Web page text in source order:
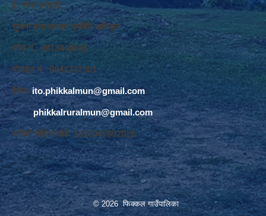
ई. नरेश बराइली
सुचना तथा सञ्‍चार प्रविधि अधिकृत
फोन नं. 9813445685
मोवाईल नं. 9843747501
ईमेलः ito.phikkalmun@gmail.com
phikkalruralmun@gmail.com
अडियो नोटिस वोर्डः 1610047692026
© 2026 फिक्कल गाउँपालिका